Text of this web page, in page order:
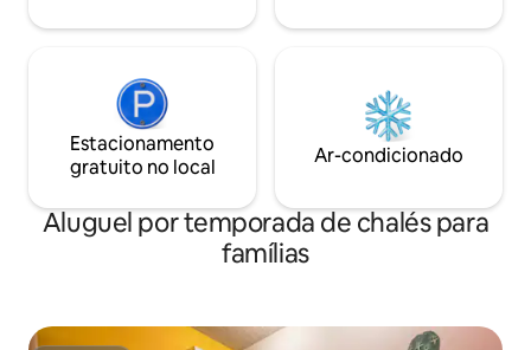
Estacionamento
gratuito no local
Ar-condicionado
Aluguel por temporada de chalés para
famílias